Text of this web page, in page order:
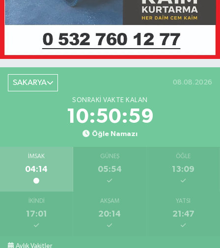
SAKARYA 08.08.2026
SONRAKI VAKTE KALAN
10:50:59
Öğle Namazı
İMSAK
04:14
GÜNEŞ
05:54
ÖĞLE
13:09
İKINDI
17:01
AKŞAM
20:14
YATSI
21:47
Aylık Vakitler